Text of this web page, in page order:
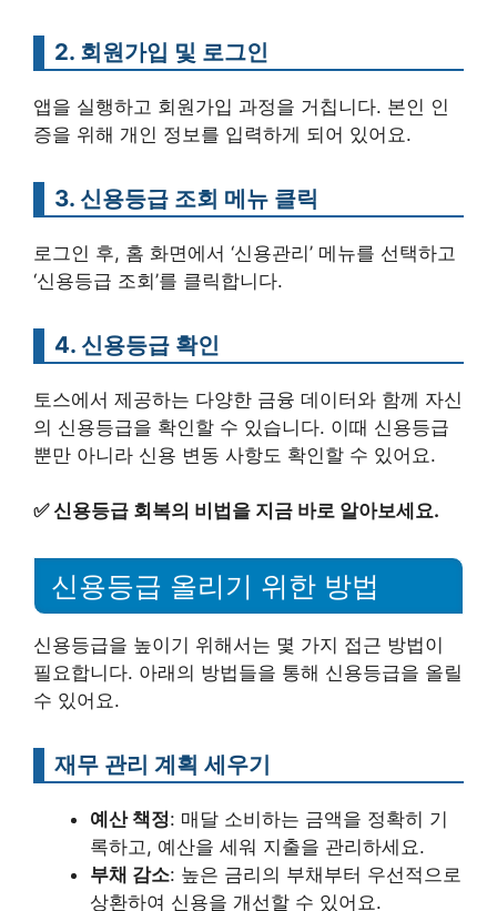
2. 회원가입 및 로그인
앱을 실행하고 회원가입 과정을 거칩니다. 본인 인
증을 위해 개인 정보를 입력하게 되어 있어요.
3. 신용등급 조회 메뉴 클릭
로그인 후, 홈 화면에서 ‘신용관리’ 메뉴를 선택하고
‘신용등급 조회’를 클릭합니다.
4. 신용등급 확인
토스에서 제공하는 다양한 금융 데이터와 함께 자신
의 신용등급을 확인할 수 있습니다. 이때 신용등급
뿐만 아니라 신용 변동 사항도 확인할 수 있어요.
✅신용등급 회복의 비법을 지금 바로 알아보세요.
신용등급 올리기 위한 방법
신용등급을 높이기 위해서는 몇 가지 접근 방법이
필요합니다. 아래의 방법들을 통해 신용등급을 올릴
수 있어요.
재무 관리 계획 세우기
예산 책정: 매달 소비하는 금액을 정확히 기
록하고, 예산을 세워 지출을 관리하세요.
부채 감소: 높은 금리의 부채부터 우선적으로
상환하여 신용을 개선할 수 있어요.